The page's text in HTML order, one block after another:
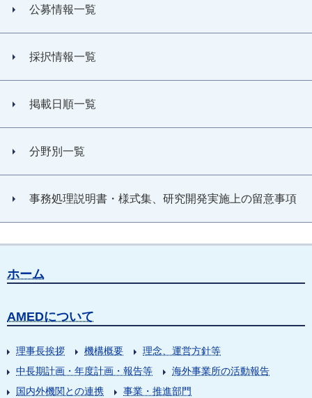
公募情報一覧
採択情報一覧
掲載日順一覧
分野別一覧
事務処理説明書・様式集、研究開発実施上の留意事項
ホーム
AMEDについて
理事長挨拶 機構概要
理念、運営方針等
中長期計画・年度計画・報告等
海外事業所の活動報告
国内外機関との連携
事業・推進部門